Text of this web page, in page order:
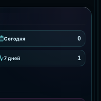
Сегодня 0
7 дней 1